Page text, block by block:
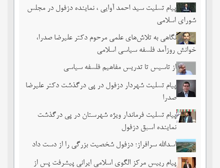
پیام تسلیت سید احمد آوایی ، نماینده دزفول در مجلس
شورای اسلامی
نگاهی به تلاش‌های علمی مرحوم دکتر علیرضا صدرا،
خوانش روزآمد فلسفه سیاسی اسلامی
از تاسیس تا تدریس مفاهیم فلسفه سیاسی
پیام تسلیت شهردار دزفول در پی درگذشت دکتر علیرضا
صدرا
پیام تسلیت فرماندار ویژه شهرستان در پی درگذشت
نماینده اسبق دزفول
اسدالله سرافراز؛ دزفول شخصیت بزرگی را از دست داد
پیام رییس مرکز الگوی اسلامی ایرانی پیشرفت پس از